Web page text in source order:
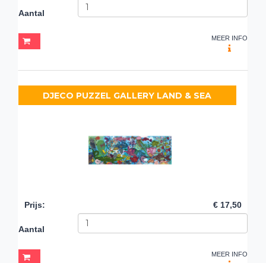
Aantal
MEER INFO
DJECO PUZZEL GALLERY LAND & SEA
Prijs: € 17,50
Aantal
MEER INFO